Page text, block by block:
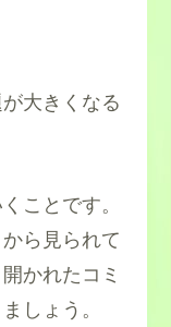
大きくなる
ことです。
ら見られて
かれたコミ
しょう。